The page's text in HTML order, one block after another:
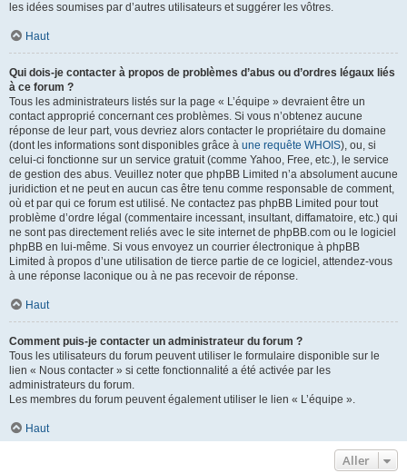
les idées soumises par d’autres utilisateurs et suggérer les vôtres.
Haut
Qui dois-je contacter à propos de problèmes d’abus ou d’ordres légaux liés
à ce forum ?
Tous les administrateurs listés sur la page « L’équipe » devraient être un
contact approprié concernant ces problèmes. Si vous n’obtenez aucune
réponse de leur part, vous devriez alors contacter le propriétaire du domaine
(dont les informations sont disponibles grâce à une requête WHOIS), ou, si
celui-ci fonctionne sur un service gratuit (comme Yahoo, Free, etc.), le service
de gestion des abus. Veuillez noter que phpBB Limited n’a absolument aucune
juridiction et ne peut en aucun cas être tenu comme responsable de comment,
où et par qui ce forum est utilisé. Ne contactez pas phpBB Limited pour tout
problème d’ordre légal (commentaire incessant, insultant, diffamatoire, etc.) qui
ne sont pas directement reliés avec le site internet de phpBB.com ou le logiciel
phpBB en lui-même. Si vous envoyez un courrier électronique à phpBB
Limited à propos d’une utilisation de tierce partie de ce logiciel, attendez-vous
à une réponse laconique ou à ne pas recevoir de réponse.
Haut
Comment puis-je contacter un administrateur du forum ?
Tous les utilisateurs du forum peuvent utiliser le formulaire disponible sur le
lien « Nous contacter » si cette fonctionnalité a été activée par les
administrateurs du forum.
Les membres du forum peuvent également utiliser le lien « L’équipe ».
Haut
Aller